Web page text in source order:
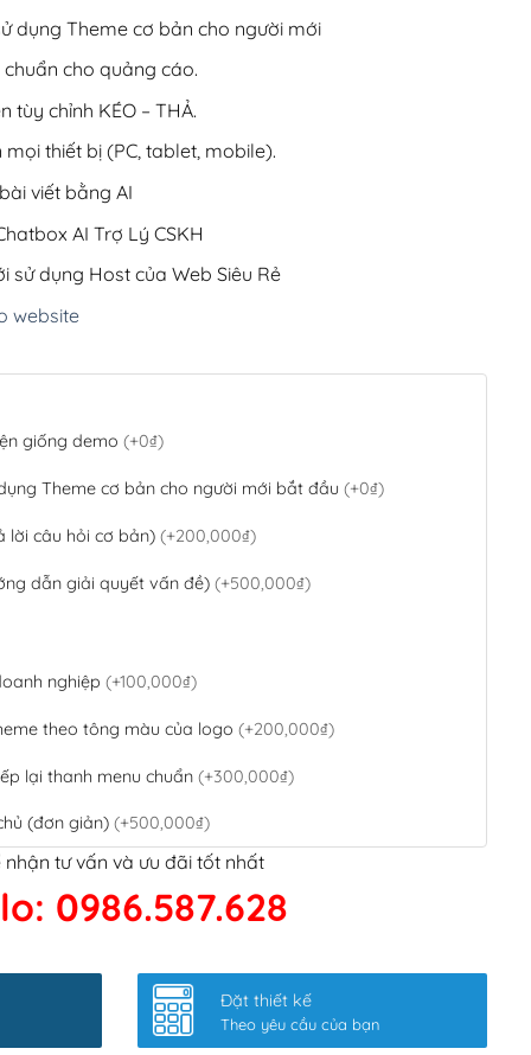
dụng Theme cơ bản cho người mới
chuẩn cho quảng cáo.
tùy chỉnh KÉO – THẢ.
thiết bị (PC, tablet, mobile).
viết bằng AI
AI Trợ Lý CSKH
sử dụng Host của Web Siêu Rẻ
website
giống demo (+0₫)
Theme cơ bản cho người mới bắt đầu (+0₫)
lời câu hỏi cơ bản) (+200,000₫)
dẫn giải quyết vấn đề) (+500,000₫)
nghiệp (+100,000₫)
theo tông màu của logo (+200,000₫)
lại thanh menu chuẩn (+300,000₫)
(đơn giản) (+500,000₫)
Code ngân hàng(+100,000₫)
kết google, cập nhật sitemap(+50,000₫)
slider chính (+200,000₫)
tư vấn và ưu đãi tốt nhất
0986.587.628
Đặt thiết kế
Theo yêu cầu của bạn